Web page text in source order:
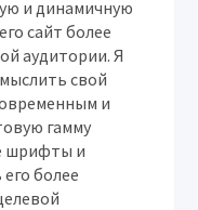
и динамичную
сайт более
аудитории. Я
свой
и
гамму
шрифты и
более